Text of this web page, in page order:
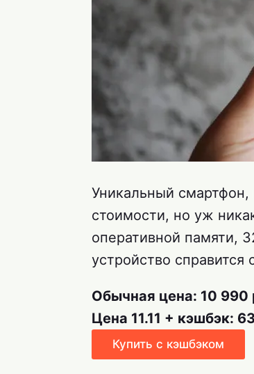
Уникальный
стоимости, но уж
оперативной памяти,
устройство
Обычная цена: 10 990
Цена 11.11 + кэшбэк:
Купить с кэшбэком